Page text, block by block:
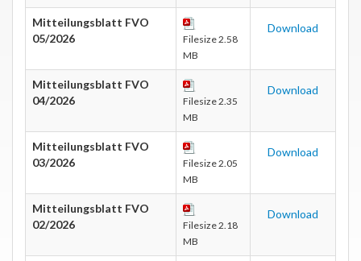
Mitteilungsblatt FVO
05/2026
Filesize 2.58
MB
Download
Mitteilungsblatt FVO
04/2026
Filesize 2.35
MB
Download
Mitteilungsblatt FVO
03/2026
Filesize 2.05
MB
Download
Mitteilungsblatt FVO
02/2026
Filesize 2.18
MB
Download